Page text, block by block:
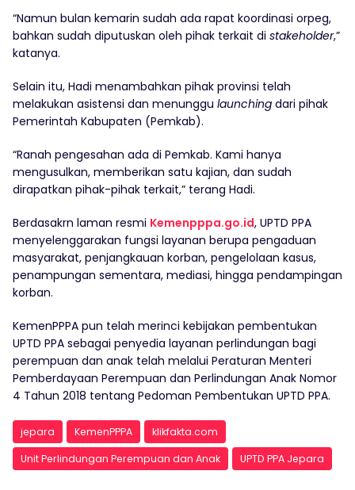
“Namun bulan kemarin sudah ada rapat koordinasi orpeg,
bahkan sudah diputuskan oleh pihak terkait di stakeholder,”
katanya.
Selain itu, Hadi menambahkan pihak provinsi telah
melakukan asistensi dan menunggu launching dari pihak
Pemerintah Kabupaten (Pemkab).
“Ranah pengesahan ada di Pemkab. Kami hanya
mengusulkan, memberikan satu kajian, dan sudah
dirapatkan pihak-pihak terkait,” terang Hadi.
Berdasakrn laman resmi Kemenpppa.go.id, UPTD PPA
menyelenggarakan fungsi layanan berupa pengaduan
masyarakat, penjangkauan korban, pengelolaan kasus,
penampungan sementara, mediasi, hingga pendampingan
korban.
KemenPPPA pun telah merinci kebijakan pembentukan
UPTD PPA sebagai penyedia layanan perlindungan bagi
perempuan dan anak telah melalui Peraturan Menteri
Pemberdayaan Perempuan dan Perlindungan Anak Nomor
4 Tahun 2018 tentang Pedoman Pembentukan UPTD PPA.
jepara KemenPPPA
klikfakta.com
Unit Perlindungan Perempuan dan Anak
UPTD PPA Jepara